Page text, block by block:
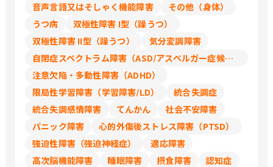
音声言語又はそしゃく機能障害
その他（身体）
うつ病
双極性障害 I型（躁うつ）
双極性障害 II型（躁うつ）
気分変調障害
自閉症スペクトラム障害（ASD/アスペルガー症候群/広汎性発達障害）
注意欠陥・多動性障害（ADHD）
限局性学習障害（学習障害/LD）
統合失調症
統合失調感情障害
てんかん
社会不安障害
パニック障害
心的外傷後ストレス障害（PTSD）
強迫性障害（強迫神経症）
適応障害
高次脳機能障害
睡眠障害 摂食障害
認知症